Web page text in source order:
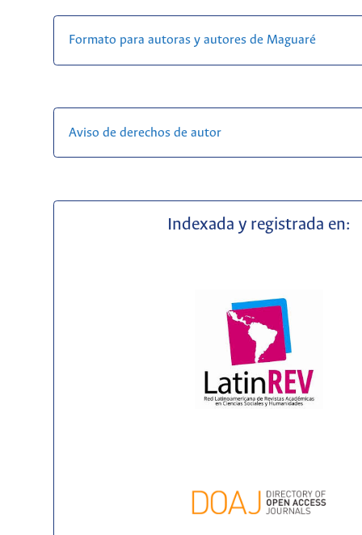
Formato para autoras y autores de Maguaré
Aviso de derechos de autor
Indexada y registrada en: